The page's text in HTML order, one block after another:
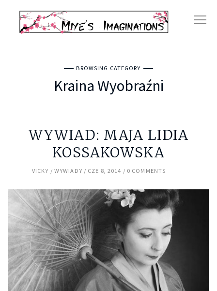
BROWSING CATEGORY
Kraina Wyobraźni
WYWIAD: MAJA LIDIA
KOSSAKOWSKA
VICKY WYWIADY CZE 8, 2014 0 COMMENTS